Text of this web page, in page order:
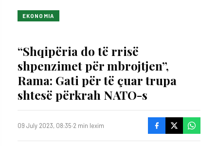
EKONOMIA
“Shqipëria do të rrisë
shpenzimet për mbrojtjen”,
Rama: Gati për të çuar trupa
shtesë përkrah NATO-s
09 July 2023, 08:35·2 min lexim